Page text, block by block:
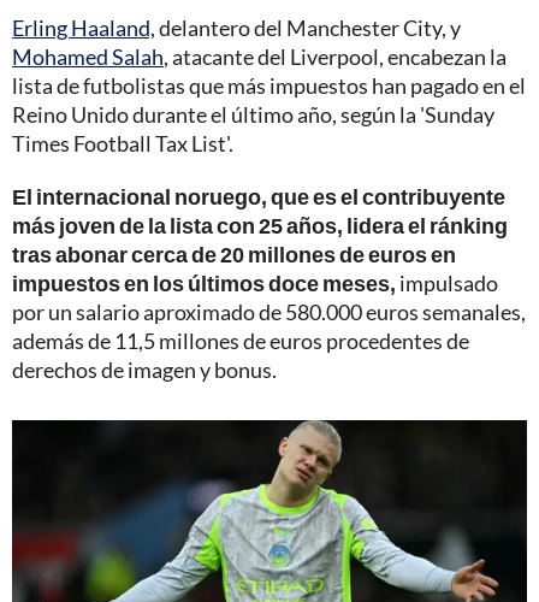
Erling Haaland,delantero del Manchester City, y
Mohamed Salah, atacante del Liverpool, encabezan la
lista de futbolistas que más impuestos han pagado en el
Reino Unido durante el último año, según la 'Sunday
Times Football Tax List'.
El internacional noruego, que es el contribuyente
más joven de la lista con 25 años, lidera el ránking
tras abonar cerca de 20 millones de euros en
impuestos en los últimos doce meses, impulsado
por un salario aproximado de 580.000 euros semanales,
además de 11,5 millones de euros procedentes de
derechos de imagen y bonus.